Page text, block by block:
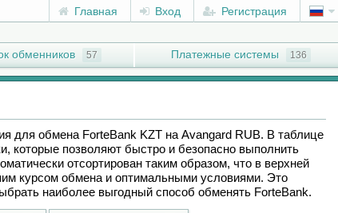
Главная Вход Регистрация
обменников 57 Платежные системы 136
для обмена ForteBank KZTна Avangard RUB. В таблице
которые позволяют быстро и безопасно выполнить
отсортирован таким образом, что в верхней
курсом обмена и оптимальными условиями. Это
наиболее выгодный способ обменять ForteBank.